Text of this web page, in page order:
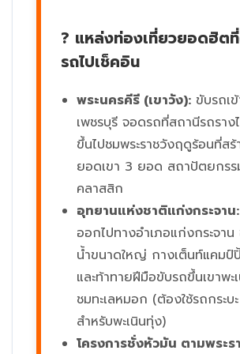
? แหล่งท่องเที่ยวยอดฮิต
รถไปเช็คอิน
พระนครคีรี (เขาวัง): ขับรถเ
เพชรบุรี จอดรถที่สถานีรถรา
ขึ้นไปชมพระราชวังฤดูร้อนที่ส
ยอดเขา 3 ยอด สถาปัตยกร
คลาสสิก
อุทยานแห่งชาติแก่งกระจาน:
ออกไปทางอำเภอแก่งกระจาน
น้ำขนาดใหญ่ กางเต็นท์แคมป์
และท้าทายฝีมือขับรถขึ้นเขาพะ
ชมทะเลหมอก (ต้องใช้รถกระบ
สำหรับพะเนินทุ่ง)
โครงการชั่งหัวมัน ตามพระร